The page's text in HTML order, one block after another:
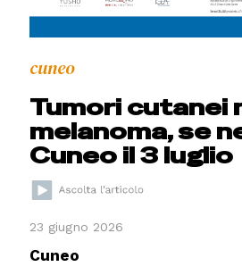
cuneo
Tumori cutanei
melanoma, se
Cuneo il 3 luglio
23 giugno 2026
Cuneo